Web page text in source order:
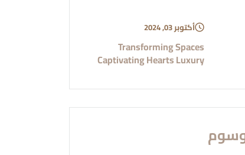
أكتوبر 03, 2024
Transforming Spaces
Captivating Hearts Luxury